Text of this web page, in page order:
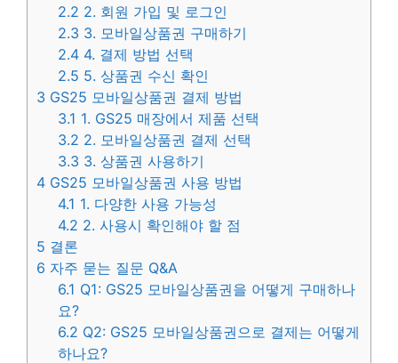
2.2 2. 회원 가입 및 로그인
2.3 3. 모바일상품권 구매하기
2.4 4. 결제 방법 선택
2.5 5. 상품권 수신 확인
3 GS25 모바일상품권 결제 방법
3.1 1. GS25 매장에서 제품 선택
3.2 2. 모바일상품권 결제 선택
3.3 3. 상품권 사용하기
4 GS25 모바일상품권 사용 방법
4.1 1. 다양한 사용 가능성
4.2 2. 사용시 확인해야 할 점
5 결론
6 자주 묻는 질문 Q&A
6.1 Q1: GS25 모바일상품권을 어떻게 구매하나
요?
6.2 Q2: GS25 모바일상품권으로 결제는 어떻게
하나요?